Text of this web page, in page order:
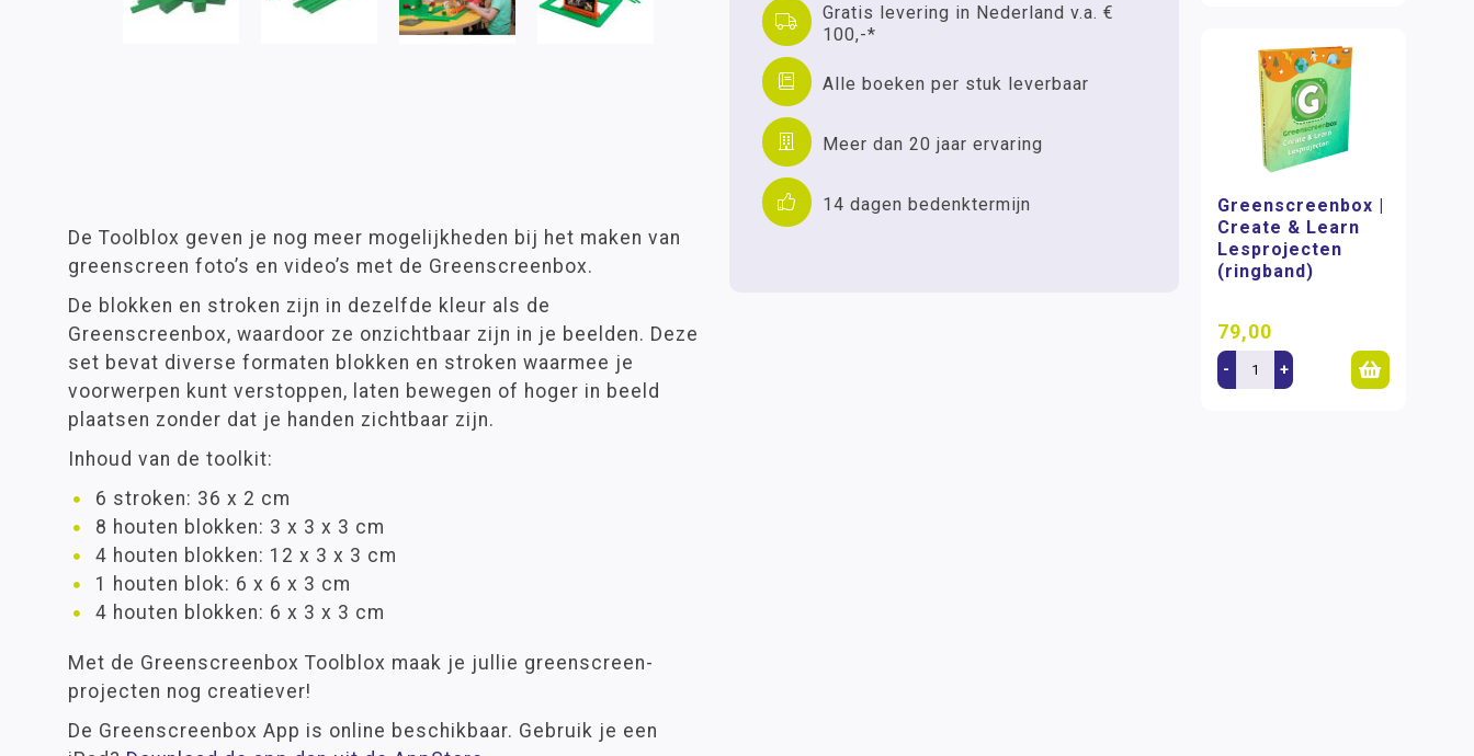
Gratis levering in Nederland v.a. €
100,-*
Alle boeken per stuk leverbaar
Meer dan 20 jaar ervaring
14 dagen bedenktermijn
De Toolblox geven je nog meer mogelijkheden bij het maken van
greenscreen foto’s en video’s met de Greenscreenbox.
De blokken en stroken zijn in dezelfde kleur als de
Greenscreenbox, waardoor ze onzichtbaar zijn in je beelden. Deze
set bevat diverse formaten blokken en stroken waarmee je
voorwerpen kunt verstoppen, laten bewegen of hoger in beeld
plaatsen zonder dat je handen zichtbaar zijn.
Inhoud van de toolkit:
6 stroken: 36 x 2 cm
8 houten blokken: 3 x 3 x 3 cm
4 houten blokken: 12 x 3 x 3 cm
1 houten blok: 6 x 6 x 3 cm
4 houten blokken: 6 x 3 x 3 cm
Met de Greenscreenbox Toolblox maak je jullie greenscreen-
projecten nog creatiever!
De Greenscreenbox App is online beschikbaar. Gebruik je een
Greenscreenbox |
Create & Learn
Lesprojecten
(ringband)
79,00
- +